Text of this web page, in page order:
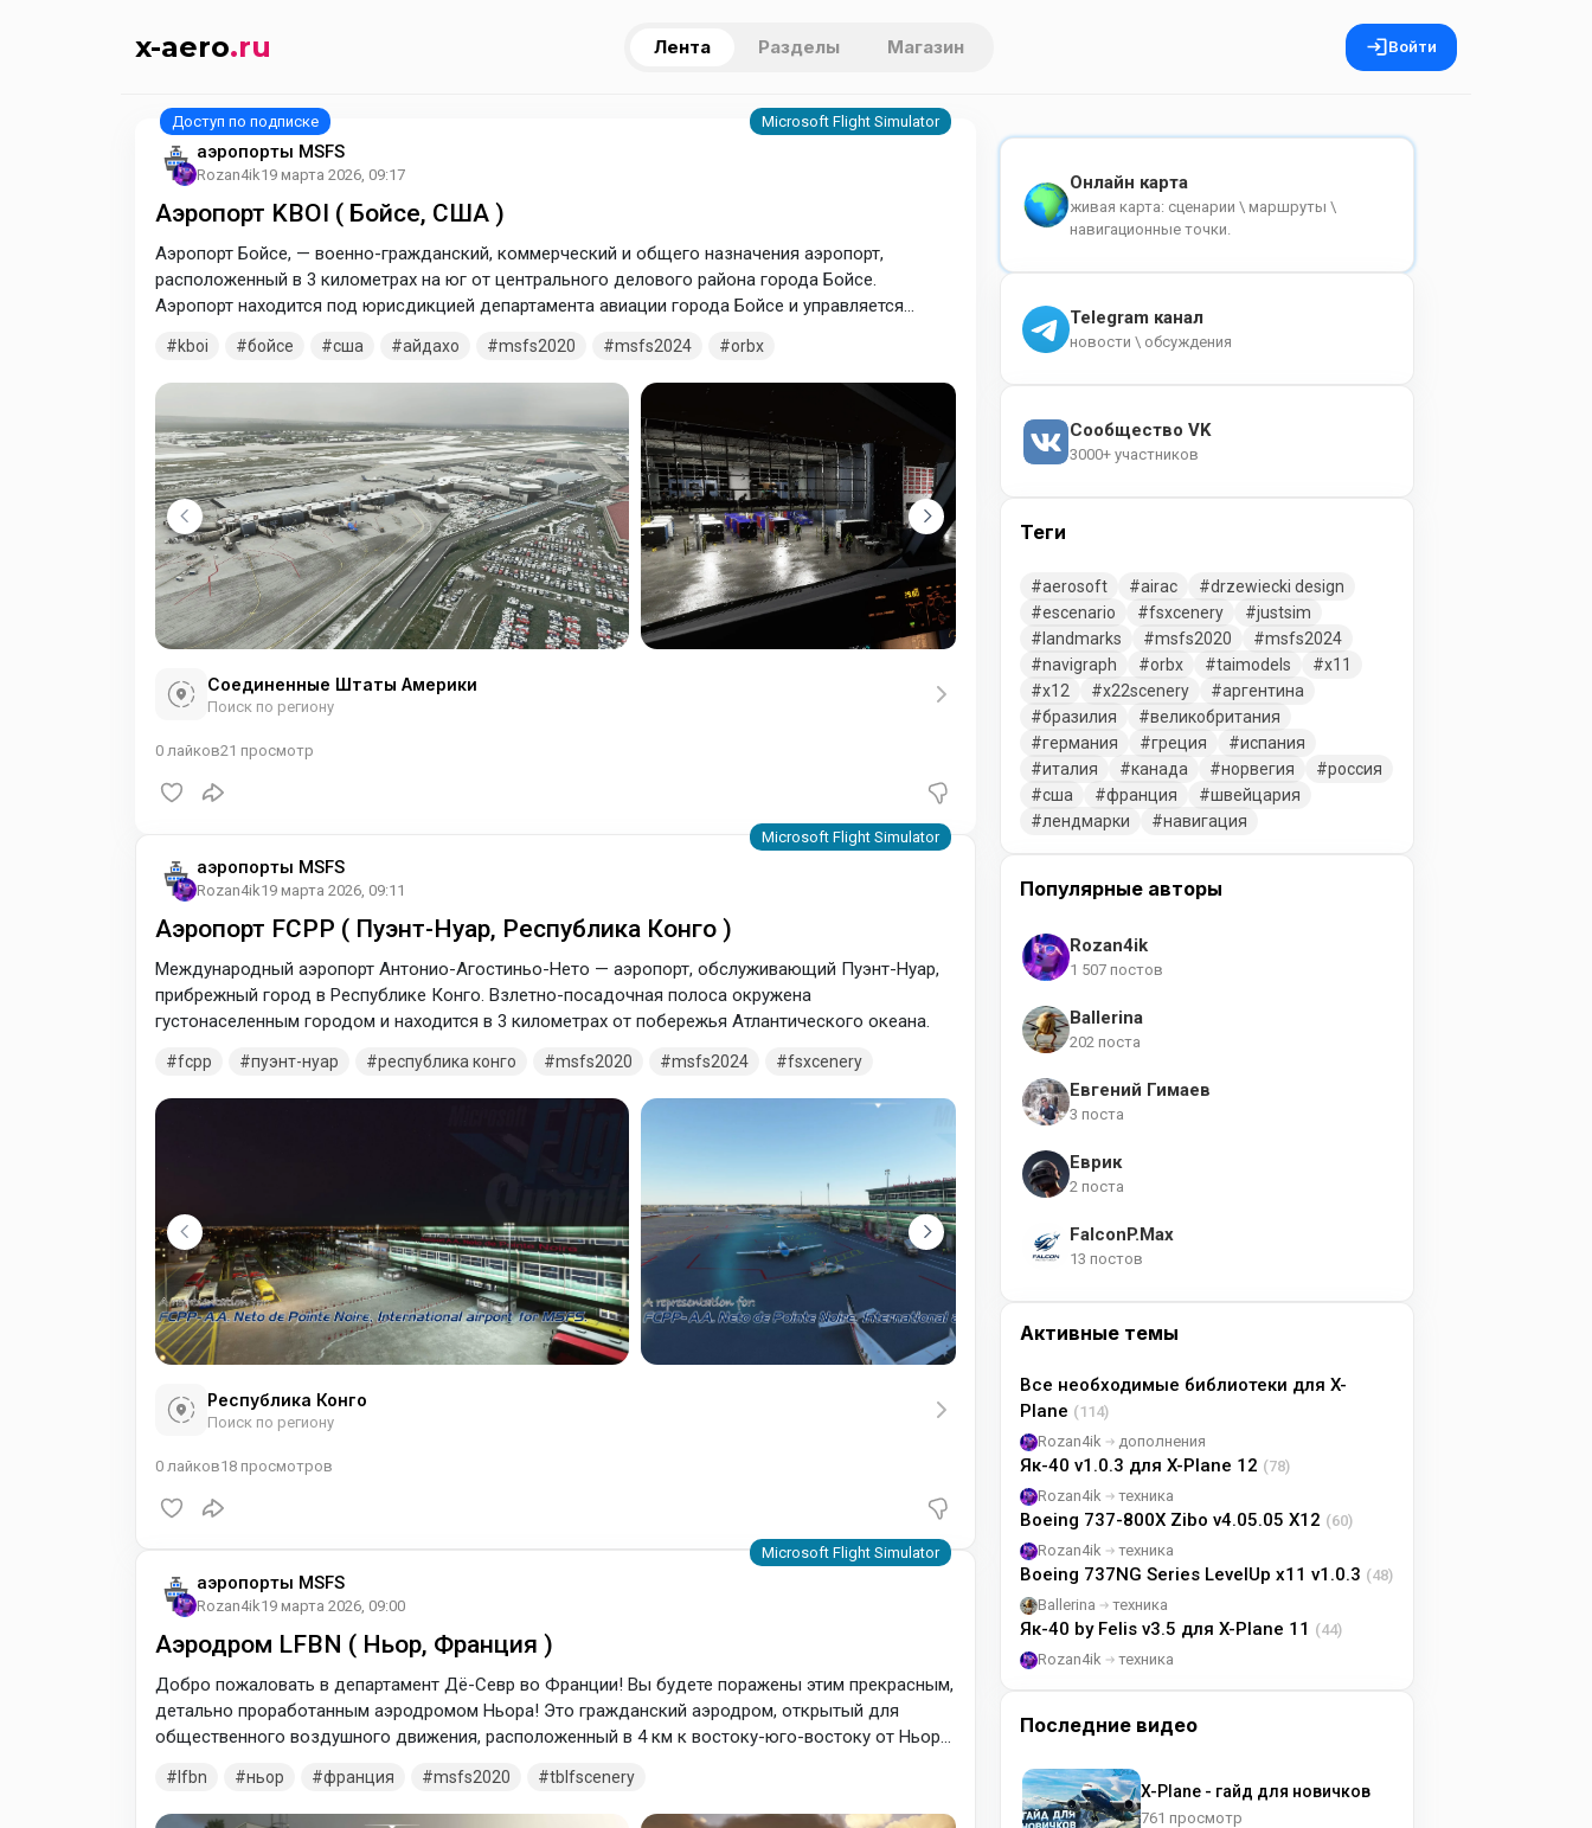
x-aero.ru Лента Разделы Магазин Войти
аэропорты MSFS
Rozan4ik19 марта 2026, 09:17
Аэропорт KBOI ( Бойсе, США )
Аэропорт Бойсе, — военно-гражданский, коммерческий и общего назначения аэропорт,
расположенный в 3 километрах на юг от центрального делового района города Бойсе.
Аэропорт находится под юрисдикцией департамента авиации города Бойсе и управляется
kboi бойсе сша айдахо msfs2020 msfs2024 orbx
Соединенные Штаты Америки
Поиск по региону
0 лайков21 просмотр
аэропорты MSFS
Rozan4ik19 марта 2026, 09:11
Аэропорт FCPP ( Пуэнт-Нуар, Республика Конго )
Международный аэропорт Антонио-Агостиньо-Нето — аэропорт, обслуживающий Пуэнт-Нуар,
прибрежный город в Республике Конго. Взлетно-посадочная полоса окружена
густонаселенным городом и находится в 3 километрах от побережья Атлантического океана.
fcpp пуэнт-нуар республика конго msfs2020 msfs2024 fsxcenery
Республика Конго
Поиск по региону
0 лайков18 просмотров
аэропорты MSFS
Rozan4ik19 марта 2026, 09:00
Аэродром LFBN ( Ньор, Франция )
Добро пожаловать в департамент Дё-Севр во Франции! Вы будете поражены этим прекрасным,
детально проработанным аэродромом Ньора! Это гражданский аэродром, открытый для
общественного воздушного движения, расположенный в 4 км к востоку-юго-востоку от Ньора
авиации, грузовых и медицинских перевозок, а также для отдыха и туризма (легкая авиация,
парашютный спорт и модели самолетов). Отсюда вы можете совершить полет
lfbn ньор франция msfs2020 tblfscenery
Онлайн карта
живая карта: сценарии \ маршруты \
навигационные точки.
Telegram канал
новости \ обсуждения
Сообщество VK
3000+ участников
Теги
aerosoft airac
drzewiecki design
escenario
fsxcenery
justsim
landmarks
msfs2020
msfs2024
navigraph
orbx taimodels
x11
x12
x22scenery
аргентина
бразилия
великобритания
германия
греция
испания
италия
канада норвегия
россия
сша
франция
швейцария
лендмарки
навигация
Популярные авторы
Rozan4ik
1 507 постов
Ballerina
202 поста
Евгений Гимаев
3 поста
Еврик
2 поста
FalconP.Max
13 постов
Активные темы
Все необходимые библиотеки для X-
Plane (114)
Rozan4ik
дополнения
Як-40 v1.0.3 для X-Plane 12 (78)
Rozan4ik
техника
Boeing 737-800X Zibo v4.05.05 X12 (60)
Rozan4ik
техника
Boeing 737NG Series LevelUp x11 v1.0.3 (48)
Ballerina
техника
Як-40 by Felis v3.5 для X-Plane 11 (44)
Rozan4ik
техника
Последние видео
X-Plane - гайд для новичков
761 просмотр